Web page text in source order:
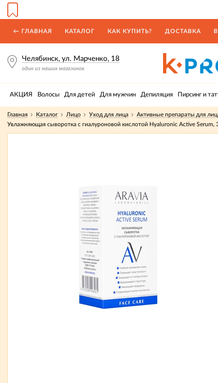
← ГЛАВНАЯ КАТАЛОГ КАК КУПИТЬ? ДОСТАВКА
Челябинск, ул. Марченко, 18
один из наших магазинов
АКЦИЯ Волосы Для детей Для мужчин Депиляция Пирсинг и
Главная Каталог Лицо Уход для лица
Активные препараты для
Увлажняющая сыворотка с гиалуроновой кислотой Hyaluronic Active Serum,